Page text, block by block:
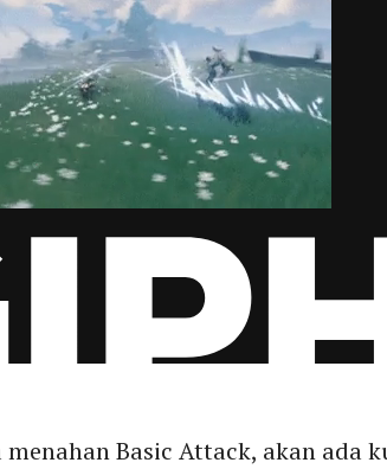
menahan Basic Attack, akan ada